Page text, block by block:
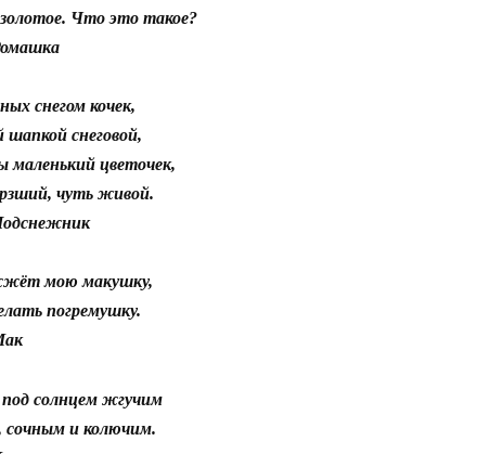
Что это такое?
снегом кочек,
шапкой снеговой,
цветочек,
чуть живой.
мою макушку,
погремушку.
солнцем жгучим
сочным и колючим.